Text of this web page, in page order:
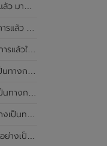
ม่มากมาย
ตรุ่น S10
ช้งานนานสูงสุด 36 ชั่วโมง
านได้นานสูงสุด 40 ชั่วโมง
Engine ที่ขับเคลื่อนโดย ChatGPT
ช้งานได้นานถึง 21 วัน
ด้นานสูงสุดถึง 44 ชั่วโมง